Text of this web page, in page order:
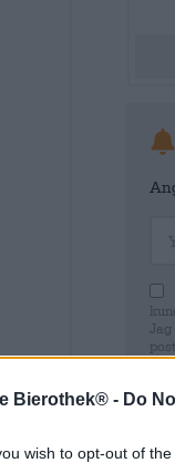
Bierothek® - Do
wish to opt-out of